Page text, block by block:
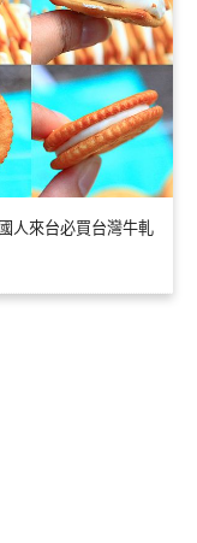
人來台必買台灣牛軋